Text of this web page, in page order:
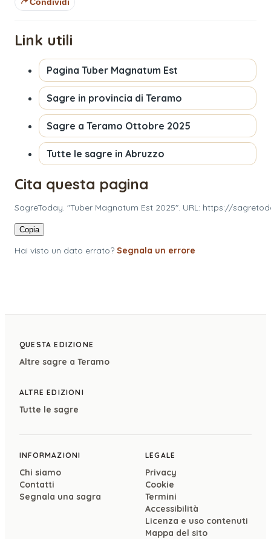
Condividi
Link utili
Pagina Tuber Magnatum Est
Sagre in provincia di Teramo
Sagre a Teramo Ottobre 2025
Tutte le sagre in Abruzzo
Cita questa pagina
SagreToday. "Tuber Magnatum Est 2025". URL: https://
Copia
Hai visto un dato errato? Segnala un errore
QUESTA EDIZIONE
Altre sagre a Teramo
ALTRE EDIZIONI
Tutte le sagre
INFORMAZIONI
Chi siamo
Contatti
Segnala una sagra
LEGALE
Privacy
Cookie
Termini
Accessibilità
Licenza e uso contenuti
Mappa del sito